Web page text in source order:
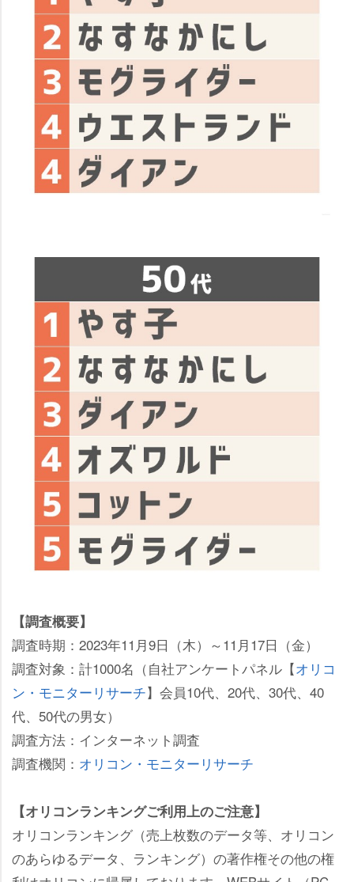
【調査概要】
調査時期：2023年11月9日（木）～11月17日（金）
調査対象：計1000名（自社アンケートパネル【オリコ
ン・モニターリサーチ】会員10代、20代、30代、40
代、50代の男女）
調査方法：インターネット調査
調査機関： オリコン・モニターリサーチ
【オリコンランキングご利用上のご注意】
オリコンランキング（売上枚数のデータ等、オリコン
のあらゆるデータ、ランキング）の著作権その他の権